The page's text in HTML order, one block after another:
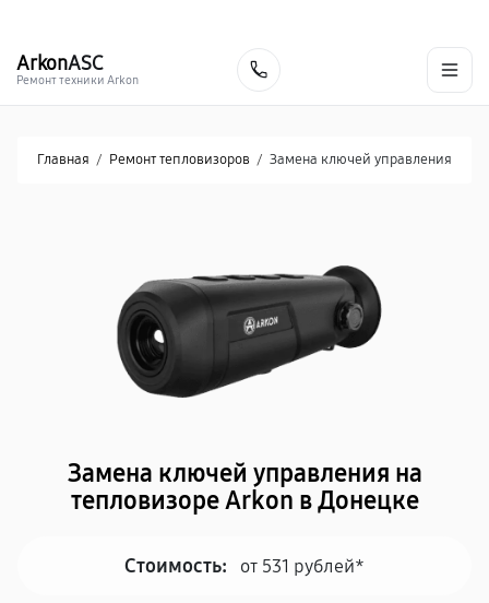
ArkonASC
Ремонт техники Arkon
Главная / Ремонт тепловизоров / Замена ключей управления
Замена ключей управления на
тепловизоре Arkon в Донецке
Стоимость: от 531 рублей*